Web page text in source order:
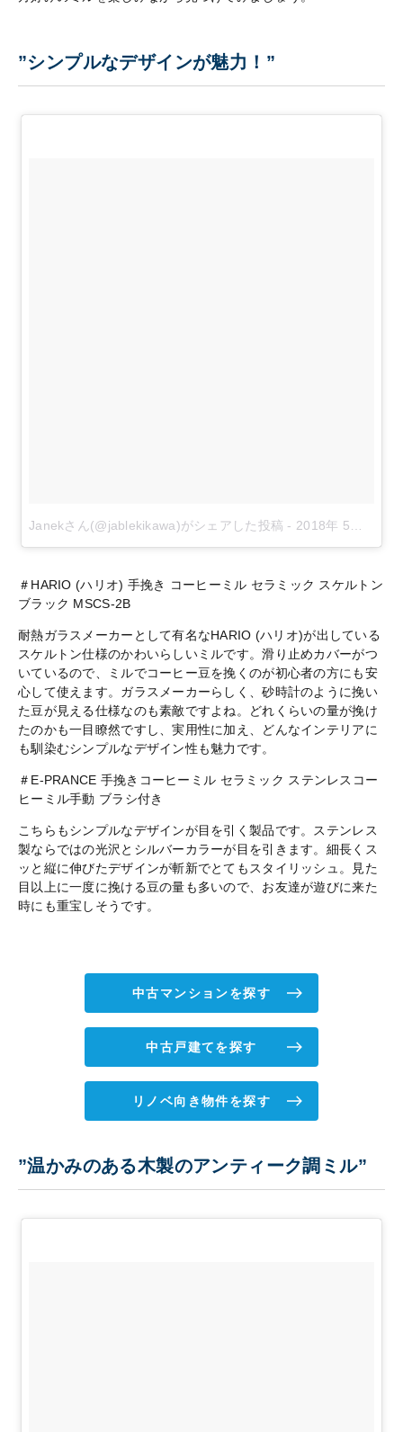
”シンプルなデザインが魅力！”
Janekさん(@jablekikawa)がシェアした投稿 - 2018年 5月月26日午前1時05分PDT
＃ HARIO (ハリオ) 手挽き コーヒーミル セラミック スケルトン
ブラック MSCS-2B
耐熱ガラスメーカーとして有名なHARIO (ハリオ)が出している
スケルトン仕様のかわいらしいミルです。滑り止めカバーがつ
いているので、ミルでコーヒー豆を挽くのが初心者の方にも安
心して使えます。ガラスメーカーらしく、砂時計のように挽い
た豆が見える仕様なのも素敵ですよね。どれくらいの量が挽け
たのかも一目瞭然ですし、実用性に加え、どんなインテリアに
も馴染むシンプルなデザイン性も魅力です。
＃ E-PRANCE 手挽きコーヒーミル セラミック ステンレスコー
ヒーミル手動 ブラシ付き
こちらもシンプルなデザインが目を引く製品です。ステンレス
製ならではの光沢とシルバーカラーが目を引きます。細長くス
ッと縦に伸びたデザインが斬新でとてもスタイリッシュ。見た
目以上に一度に挽ける豆の量も多いので、お友達が遊びに来た
時にも重宝しそうです。
中古マンションを探す
中古戸建てを探す
リノベ向き物件を探す
”温かみのある木製のアンティーク調ミル”